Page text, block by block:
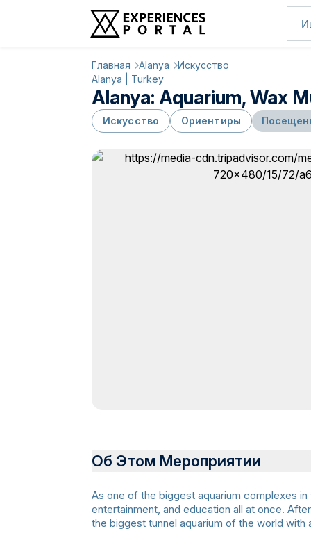
Главная Alanya Искусство
Alanya | Turkey
Alanya: Aquarium, Wax
Искусство Ориентиры
Об Этом Мероприятии
As one of the biggest aquarium complexes
entertainment, and education all at once.
the biggest tunnel aquarium of the world with